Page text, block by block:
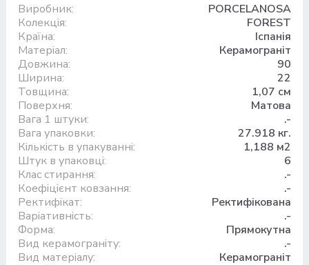
Виробник:
PORCELANOSA
Колекція:
FOREST
Країна:
Іспанія
Матеріал:
Керамограніт
Довжина:
90
Ширина:
22
Товщина:
1,07 см
Поверхня:
Матова
Вага 1 штуки:
.-
Вага упаковки:
27.918 кг.
Кількість в упакуванні:
1,188 м2
Штук в упаковці:
6
Клас стирання:
.-
Коефіцієнт ковзання:
.-
Ректифікат:
Ректифікована
Варіативність:
.-
Форма:
Прямокутна
Вид керамограніту:
.-
Вид матеріалу:
Керамограніт